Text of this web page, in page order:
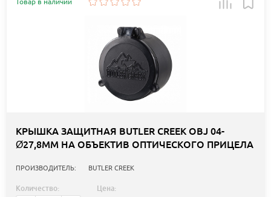
КРЫШКА ЗАЩИТНАЯ BUTLER CREEK OBJ 04-
Ø27,8ММ НА ОБЪЕКТИВ ОПТИЧЕСКОГО ПРИЦЕЛА
ПРОИЗВОДИТЕЛЬ: BUTLER CREEK
Количество: Цена: